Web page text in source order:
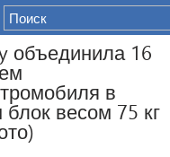
объединила 16
в
блок весом 75 кг